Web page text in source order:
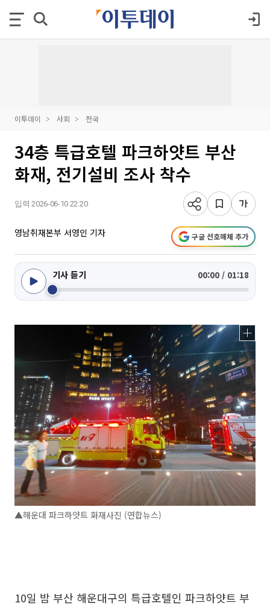
이투데이 사회 전국
34층 특급호텔 파크하얏트 부산
화재, 전기설비 조사 착수
입력 2026-06-10 22:20
영남취재본부 서영인 기자 구글 선호매체 추가
기사 듣기 00:00 / 01:18
▲해운대 파크하얏트 화재사진 (연합뉴스)
10일 밤 부산 해운대구의 특급호텔인 파크하얏트 부